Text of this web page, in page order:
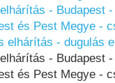
- Budapest
és Pest Megye -
elhárítás - dugulás
- Budapest
és Pest Megye -